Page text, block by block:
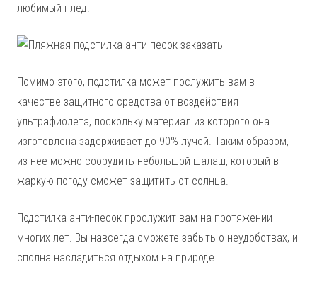
любимый плед.
Помимо этого, подстилка может послужить вам в
качестве защитного средства от воздействия
ультрафиолета, поскольку материал из которого она
изготовлена задерживает до 90% лучей. Таким образом,
из нее можно соорудить небольшой шалаш, который в
жаркую погоду сможет защитить от солнца.
Подстилка анти-песок прослужит вам на протяжении
многих лет. Вы навсегда сможете забыть о неудобствах, и
сполна насладиться отдыхом на природе.